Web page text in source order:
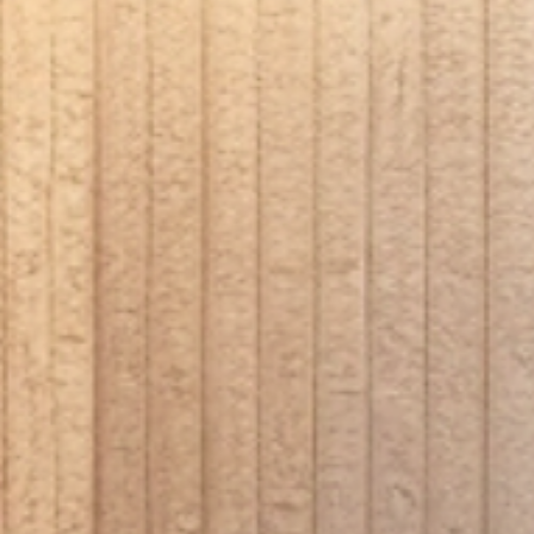
Toepassingen;
Woonkamers
Badkamers (buiten de douchezone)
Keukens
Hal of entree
Commerciële ruimtes
Buitenruimtes onder afdak
Waarom kiezen voor MUOZO Panels?